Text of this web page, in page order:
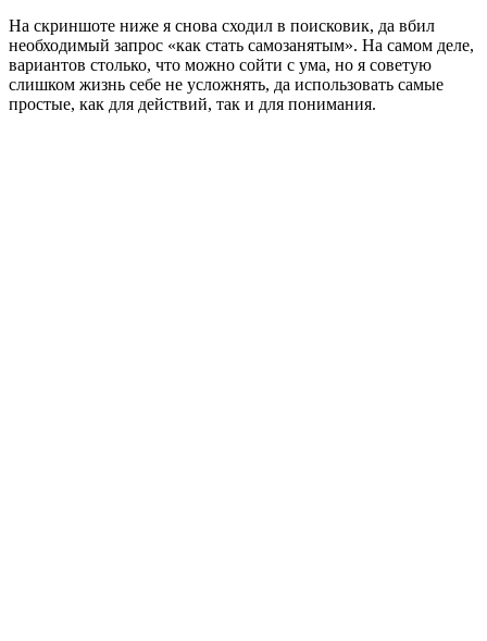
На скриншоте ниже я снова сходил в поисковик, да вбил
необходимый запрос «как стать самозанятым». На самом деле,
вариантов столько, что можно сойти с ума, но я советую
слишком жизнь себе не усложнять, да использовать самые
простые, как для действий, так и для понимания.